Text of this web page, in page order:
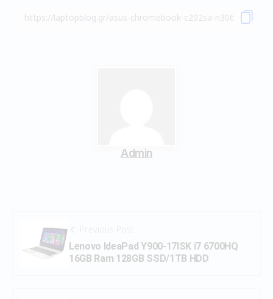
Admin
Previous Post
Lenovo IdeaPad Y900-17ISK i7 6700HQ
16GB Ram 128GB SSD/1TB HDD